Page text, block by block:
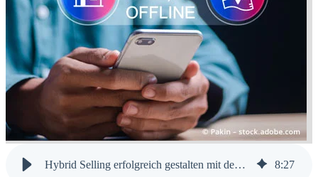
Hybrid Selling erfolgreich gestalten mit dem richtigen Tech Stack 8:27